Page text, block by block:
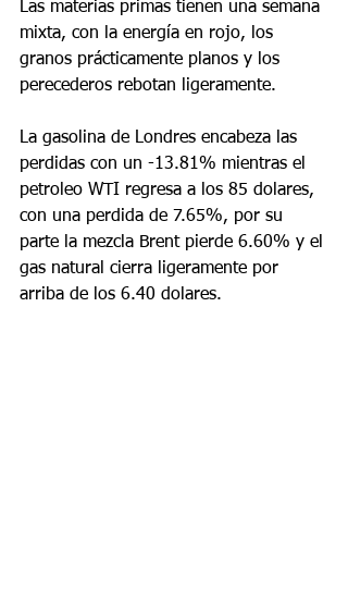
Las materias primas tienen una semana
mixta, con la energía en rojo, los
granos prácticamente planos y los
perecederos rebotan ligeramente.
La gasolina de Londres encabeza las
perdidas con un -13.81% mientras el
petroleo WTI regresa a los 85 dolares,
con una perdida de 7.65%, por su
parte la mezcla Brent pierde 6.60% y el
gas natural cierra ligeramente por
arriba de los 6.40 dolares.